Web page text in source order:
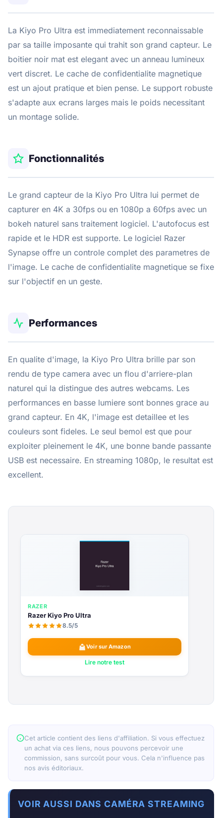
La Kiyo Pro Ultra est immediatement reconnaissable
par sa taille imposante qui trahit son grand capteur. Le
boitier noir mat est elegant avec un anneau lumineux
vert discret. Le cache de confidentialite magnetique
est un ajout pratique et bien pense. Le support robuste
s'adapte aux ecrans larges mais le poids necessitant
un montage solide.
Fonctionnalités
Le grand capteur de la Kiyo Pro Ultra lui permet de
capturer en 4K a 30fps ou en 1080p a 60fps avec un
bokeh naturel sans traitement logiciel. L'autofocus est
rapide et le HDR est supporte. Le logiciel Razer
Synapse offre un controle complet des parametres de
l'image. Le cache de confidentialite magnetique se fixe
sur l'objectif en un geste.
Performances
En qualite d'image, la Kiyo Pro Ultra brille par son
rendu de type camera avec un flou d'arriere-plan
naturel qui la distingue des autres webcams. Les
performances en basse lumiere sont bonnes grace au
grand capteur. En 4K, l'image est detaillee et les
couleurs sont fideles. Le seul bemol est que pour
exploiter pleinement le 4K, une bonne bande passante
USB est necessaire. En streaming 1080p, le resultat est
excellent.
RAZER
Razer Kiyo Pro Ultra
8.5/5
Voir sur Amazon
Lire notre test
Cet article contient des liens d'affiliation. Si vous effectuez
un achat via ces liens, nous pouvons percevoir une
commission, sans surcoût pour vous. Cela n'influence pas
nos avis éditoriaux.
VOIR AUSSI DANS CAMÉRA STREAMING